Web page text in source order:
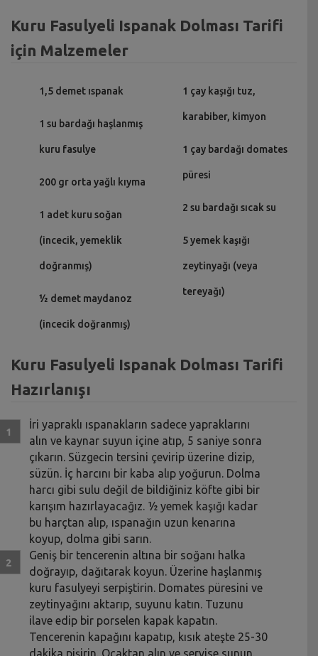
Kuru Fasulyeli Ispanak Dolması Tarifi
için Malzemeler
1,5 demet ıspanak
1 su bardağı haşlanmış
kuru fasulye
200 gr orta yağlı kıyma
1 adet kuru soğan
(incecik, yemeklik
doğranmış)
½ demet maydanoz
(incecik doğranmış)
1 çay kaşığı tuz,
karabiber, kimyon
1 çay bardağı domates
püresi
2 su bardağı sıcak su
5 yemek kaşığı
zeytinyağı (veya
tereyağı)
Kuru Fasulyeli Ispanak Dolması Tarifi
Hazırlanışı
İri yapraklı ıspanakların sadece yapraklarını
alın ve kaynar suyun içine atıp, 5 saniye sonra
çıkarın. Süzgecin tersini çevirip üzerine dizip,
süzün. İç harcını bir kaba alıp yoğurun. Dolma
harcı gibi sulu değil de bildiğiniz köfte gibi bir
karışım hazırlayacağız. ½ yemek kaşığı kadar
bu harçtan alıp, ıspanağın uzun kenarına
koyup, dolma gibi sarın.
Geniş bir tencerenin altına bir soğanı halka
doğrayıp, dağıtarak koyun. Üzerine haşlanmış
kuru fasulyeyi serpiştirin. Domates püresini ve
zeytinyağını aktarıp, suyunu katın. Tuzunu
ilave edip bir porselen kapak kapatın.
Tencerenin kapağını kapatıp, kısık ateşte 25-30
dakika pişirin. Ocaktan alın ve servise sunun.